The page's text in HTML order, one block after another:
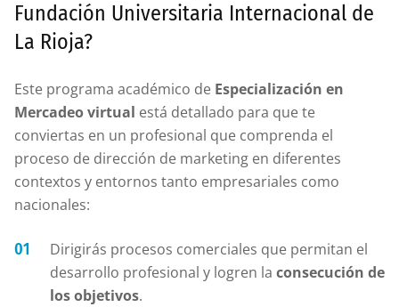
Fundación Universitaria Internacional de
La Rioja?
Este programa académico de Especialización en
Mercadeo virtual está detallado para que te
conviertas en un profesional que comprenda el
proceso de dirección de marketing en diferentes
contextos y entornos tanto empresariales como
nacionales:
Dirigirás procesos comerciales que permitan el
desarrollo profesional y logren la consecución de
los objetivos.